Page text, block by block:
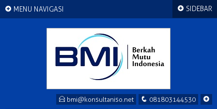
+ MENU NAVIGASI
+
q 081803144530
E bmi@konsultaniso.net
+ SIDEBAR